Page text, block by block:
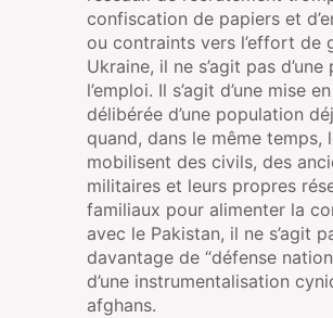
confiscation de papiers et
ou contraints vers l’effort de
Ukraine, il ne s’agit pas
l’emploi. Il s’agit d’une mise
délibérée d’une population
quand, dans le même temps,
mobilisent des civils, des
militaires et leurs propres
familiaux pour alimenter la
avec le Pakistan, il ne s’agit
davantage de “défense
d’une instrumentalisation
afghans.